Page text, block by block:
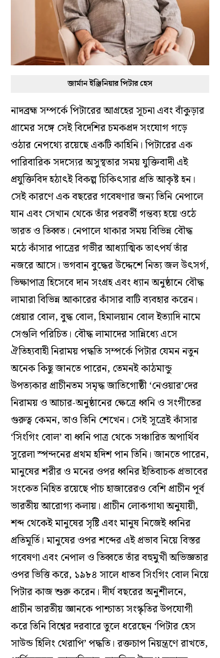
জার্মান ইঞ্জিনিয়ার পিটার হেস
নাদব্রহ্ম সম্পর্কে পিটারের আগ্রহের সূচনা এবং বাঁকুড়ার
গ্রামের সঙ্গে সেই বিদেশির চমকপ্রদ সংযোগ গড়ে
ওঠার নেপথ্যে রয়েছে একটি কাহিনি। পিটারের এক
পারিবারিক সদস্যের অসুস্থতার সময় যুক্তিবাদী এই
প্রযুক্তিবিদ হঠাৎই বিকল্প চিকিৎসার প্রতি আকৃষ্ট হন।
সেই কারণে এক বছরের গবেষণার জন্য তিনি নেপালে
যান এবং সেখান থেকে তাঁর পরবর্তী গন্তব্য হয়ে ওঠে
ভারত ও তিব্বত। নেপালে থাকার সময় বিভিন্ন বৌদ্ধ
মঠে কাঁসার পাত্রের গভীর আধ্যাত্মিক তাৎপর্য তাঁর
নজরে আসে। ভগবান বুদ্ধের উদ্দেশে নিত্য জল উৎসর্গ,
ভিক্ষাপাত্র হিসেবে দান সংগ্রহ এবং ধ্যান অনুষ্ঠানে বৌদ্ধ
লামারা বিভিন্ন আকারের কাঁসার বাটি ব্যবহার করেন।
প্রেয়ার বোল, বুদ্ধ বোল, হিমালয়ান বোল ইত্যাদি নামে
সেগুলি পরিচিত। বৌদ্ধ লামাদের সান্নিধ্যে এসে
ঐতিহ্যবাহী নিরাময় পদ্ধতি সম্পর্কে পিটার যেমন নতুন
অনেক কিছু জানতে পারেন, তেমনই কাঠমান্ডু
উপত্যকার প্রাচীনতম সমৃদ্ধ জাতিগোষ্ঠী ‘নেওয়ার’দের
নিরাময় ও আচার-অনুষ্ঠানের ক্ষেত্রে ধ্বনি ও সংগীতের
গুরুত্ব কেমন, তাও তিনি শেখেন। সেই সূত্রেই কাঁসার
‘সিংগিং বোল’ বা ধ্বনি পাত্র থেকে সঞ্চারিত অপার্থিব
সুরেলা স্পন্দনের প্রথম হদিশ পান তিনি। জানতে পারেন,
মানুষের শরীর ও মনের ওপর ধ্বনির ইতিবাচক প্রভাবের
সংকেত নিহিত রয়েছে পাঁচ হাজারেরও বেশি প্রাচীন পূর্ব
ভারতীয় আরোগ্য কলায়। প্রাচীন লোকগাথা অনুযায়ী,
শব্দ থেকেই মানুষের সৃষ্টি এবং মানুষ নিজেই ধ্বনির
প্রতিমূর্তি। মানুষের ওপর শব্দের এই প্রভাব নিয়ে বিস্তর
গবেষণা এবং নেপাল ও তিব্বতে তাঁর বহুমুখী অভিজ্ঞতার
ওপর ভিত্তি করে, ১৯৮৪ সালে ধাতব সিংগিং বোল নিয়ে
পিটার কাজ শুরু করেন। দীর্ঘ বছরের অনুশীলনে,
প্রাচীন ভারতীয় জ্ঞানকে পাশ্চাত্য সংস্কৃতির উপযোগী
করে তিনি বিশ্বের দরবারে তুলে ধরেছেন ‘পিটার হেস
সাউন্ড হিলিং থেরাপি’ পদ্ধতি। রক্তচাপ নিয়ন্ত্রণে রাখতে,